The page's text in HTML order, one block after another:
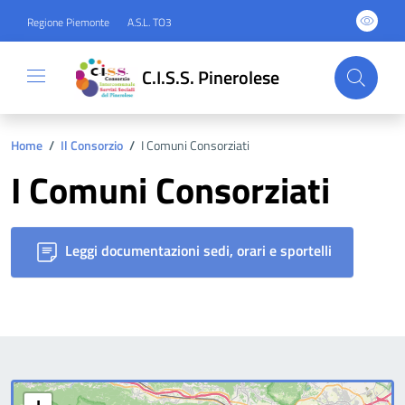
Regione Piemonte A.S.L. TO3
C.I.S.S. Pinerolese
Home / Il Consorzio / I Comuni Consorziati
I Comuni Consorziati
Leggi documentazioni sedi, orari e sportelli